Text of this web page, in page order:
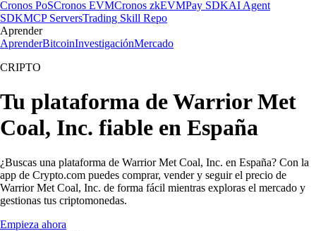
Cronos PoSCronos EVMCronos zkEVMPay SDKAI Agent
SDKMCP ServersTrading Skill Repo
Aprender
AprenderBitcoinInvestigaciónMercado
CRIPTO
Tu plataforma de Warrior Met
Coal, Inc. fiable en España
¿Buscas una plataforma de Warrior Met Coal, Inc. en España? Con la
app de Crypto.com puedes comprar, vender y seguir el precio de
Warrior Met Coal, Inc. de forma fácil mientras exploras el mercado y
gestionas tus criptomonedas.
Empieza ahora